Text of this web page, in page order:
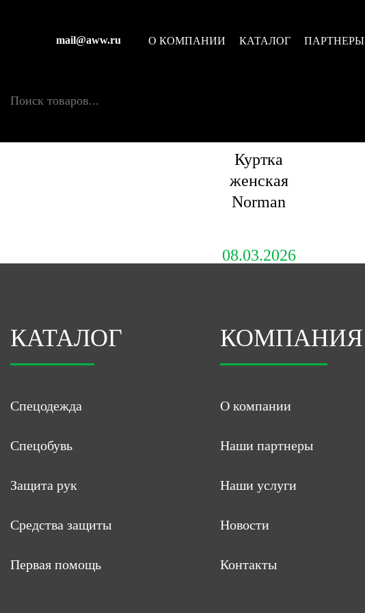
mail@aww.ru О КОМПАНИИ КАТАЛОГ ПАРТНЕРЫ
Куртка
женская
Norman
08.03.2026
КАТАЛОГ
Спецодежда
Спецобувь
Защита рук
Средства защиты
Первая помощь
КОМПАНИЯ
О компании
Наши партнеры
Наши услуги
Новости
Контакты